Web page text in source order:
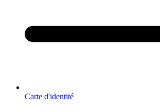
Carte d'identité